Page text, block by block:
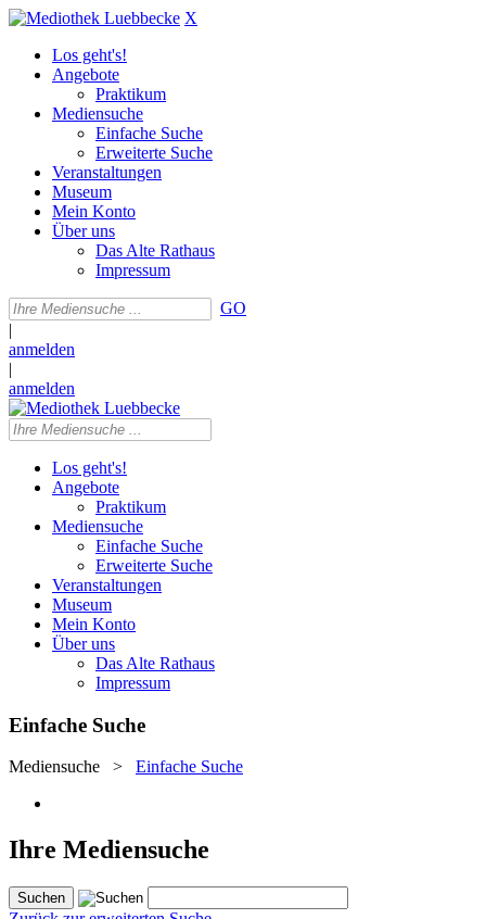
X
Los geht's!
Angebote
Praktikum
Mediensuche
Einfache Suche
Erweiterte Suche
Veranstaltungen
Museum
Mein Konto
Über uns
Das Alte Rathaus
Impressum
GO
|
anmelden
|
anmelden
Los geht's!
Angebote
Praktikum
Mediensuche
Einfache Suche
Erweiterte Suche
Veranstaltungen
Museum
Mein Konto
Über uns
Das Alte Rathaus
Impressum
Einfache Suche
Mediensuche > Einfache Suche
Ihre Mediensuche